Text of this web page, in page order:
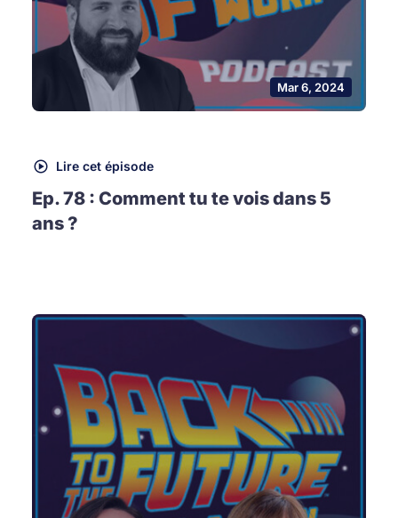
Mar 6, 2024
Lire cet épisode
Ep. 78 : Comment tu te vois dans 5
ans ?